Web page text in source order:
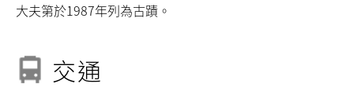
大夫第於1987年列為古蹟。
交通